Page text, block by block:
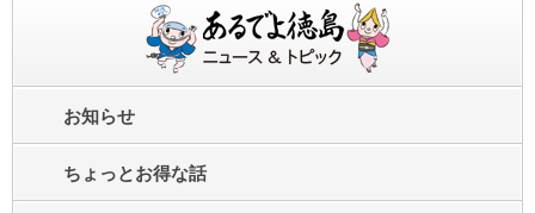
お知らせ
ちょっとお得な話